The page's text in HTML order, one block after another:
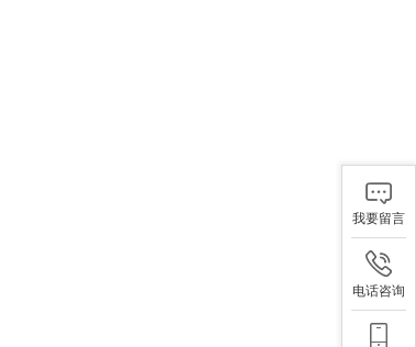
我要留言
电话咨询